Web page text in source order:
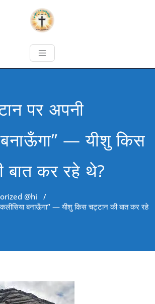
पर अपनी
— यीशु किस
बात कर रहे थे?
@hi /
बनाऊँगा” — यीशु किस चट्टान की बात कर रहे